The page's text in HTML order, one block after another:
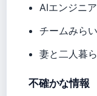
AIエンジニ
チームみら
妻と二人暮
不確かな情報